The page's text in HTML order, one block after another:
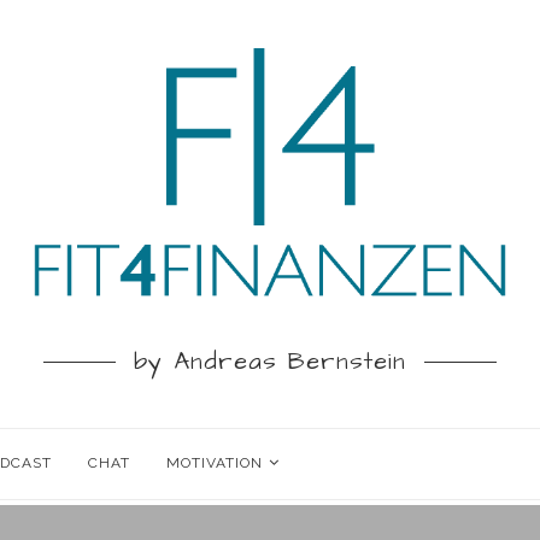
by Andreas Bernstein
CHAT MOTIVATION